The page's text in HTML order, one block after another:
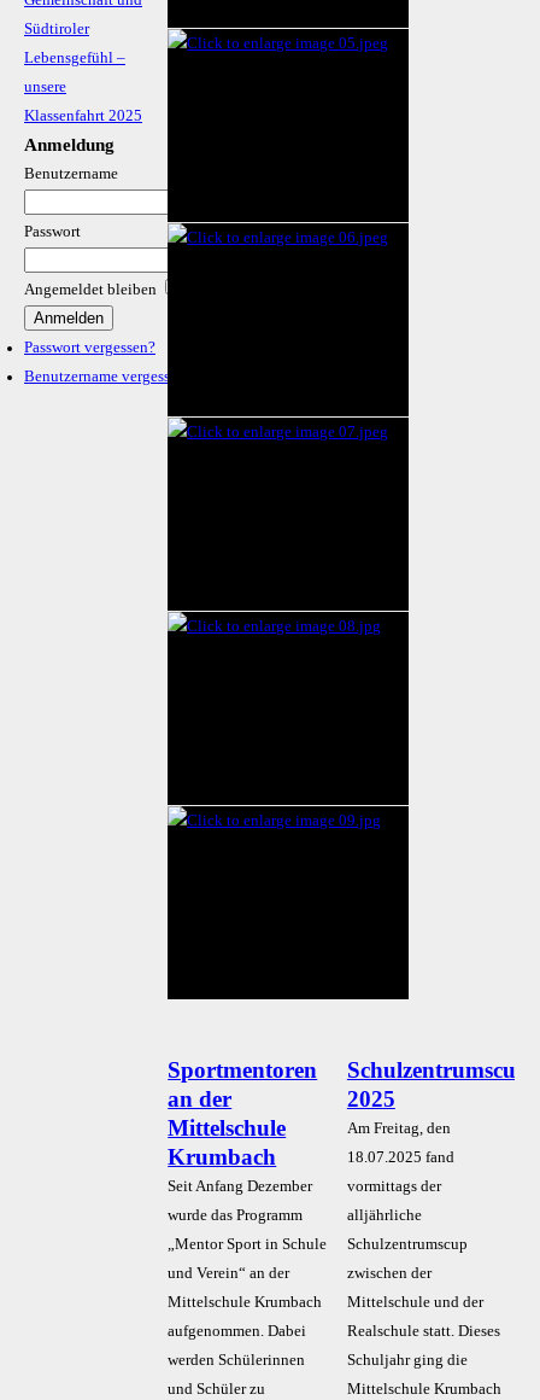
Südtiroler
Lebensgefühl –
unsere
Klassenfahrt 2025
Anmeldung
Benutzername
Passwort
Angemeldet bleiben
Passwort vergessen?
Benutzername vergessen?
Sportmentoren
an der
Mittelschule
Krumbach
Seit Anfang Dezember
wurde das Programm
„Mentor Sport in Schule
und Verein“ an der
Mittelschule Krumbach
aufgenommen. Dabei
werden Schülerinnen
und Schüler zu
Schulzentrumscup
2025
Am Freitag, den
18.07.2025 fand
vormittags der
alljährliche
Schulzentrumscup
zwischen der
Mittelschule und der
Realschule statt. Dieses
Schuljahr ging die
Mittelschule Krumbach